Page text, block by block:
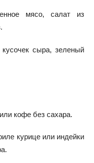
мясо, салат из
сыра, зеленый
кофе без сахара.
курице или индейки